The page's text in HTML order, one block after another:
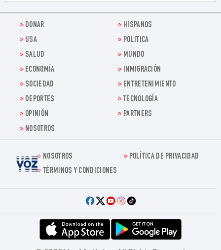
DONAR
HISPANOS
USA
POLITICA
SALUD
MUNDO
ECONOMÍA
INMIGRACIÓN
SOCIEDAD
ENTRETENIMIENTO
DEPORTES
TECNOLOGÍA
OPINIÓN
PARTNERS
NOSOTROS
Voz.us
NOSOTROS
POLÍTICA DE PRIVACIDAD
TÉRMINOS Y CONDICIONES